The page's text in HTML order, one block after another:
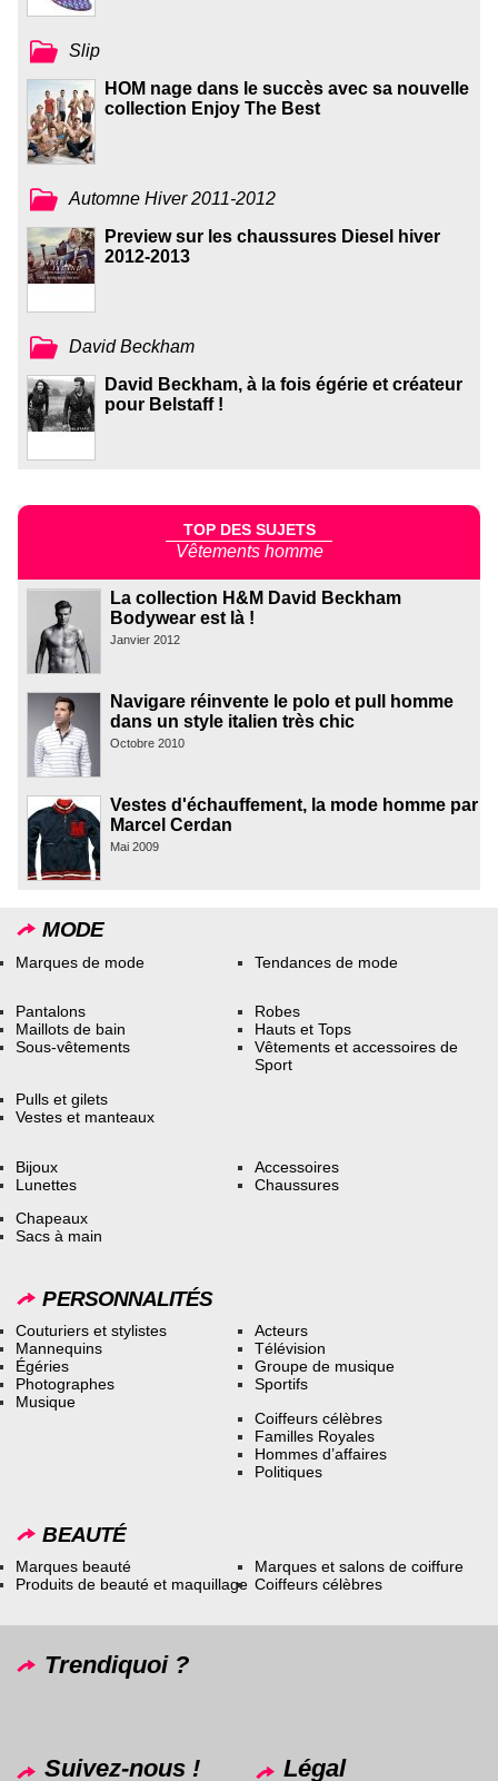
Slip
HOM nage dans le succès avec sa nouvelle
collection Enjoy The Best
Automne Hiver 2011-2012
Preview sur les chaussures Diesel hiver
2012-2013
David Beckham
David Beckham, à la fois égérie et créateur
pour Belstaff !
TOP DES SUJETS
Vêtements homme
La collection H&M David Beckham
Bodywear est là !
Janvier 2012
Navigare réinvente le polo et pull homme
dans un style italien très chic
Octobre 2010
Vestes d'échauffement, la mode homme par
Marcel Cerdan
Mai 2009
MODE
Marques de mode Tendances de mode
Pantalons
Maillots de bain
Sous-vêtements
Robes
Hauts et Tops
Vêtements et accessoires de
Sport
Pulls et gilets
Vestes et manteaux
Bijoux
Lunettes
Accessoires
Chaussures
Chapeaux
Sacs à main
PERSONNALITÉS
Couturiers et stylistes
Mannequins
Égéries
Photographes
Musique
Acteurs
Télévision
Groupe de musique
Sportifs
Coiffeurs célèbres
Familles Royales
Hommes d’affaires
Politiques
BEAUTÉ
Marques beauté
Produits de beauté et maquillage
Marques et salons de coiffure
Coiffeurs célèbres
Trendiquoi ?
Suivez-nous ! Légal